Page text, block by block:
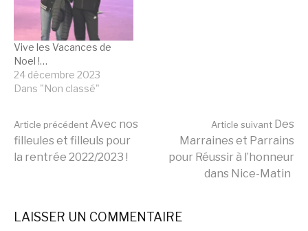
Vive les Vacances de
Noel !…
24 décembre 2023
Dans "Non classé"
Lire
Article précédent Avec nos
filleules et filleuls pour
la rentrée 2022/2023 !
Article suivant Des
Marraines et Parrains
pour Réussir à l’honneur
dans Nice-Matin
LAISSER UN COMMENTAIRE